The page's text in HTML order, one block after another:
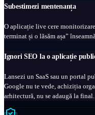
Subestimezi mentenanța
O aplicație live cere
terminat și o lăsăm așa”
Ignori SEO la o aplicație
Lansezi un SaaS sau un portal
Google nu te vede, achiziția
arhitectură, nu se adaugă la final.